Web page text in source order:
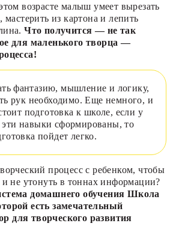
возрасте малыш умеет вырезать
мастерить из картона и лепить
Что получится — не так
для маленького творца —
фантазию, мышление и логику,
рук необходимо. Еще немного, и
подготовка к школе, если у
эти навыки сформированы, то
пойдет легко.
процесс с ребенком, чтобы
и не утонуть в тоннах информации?
домашнего обучения Школа
есть замечательный
для творческого развития